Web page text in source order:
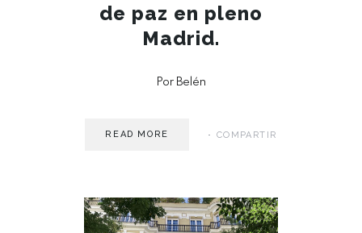
de paz en pleno
Madrid.
Por Belén
READ MORE COMPARTIR